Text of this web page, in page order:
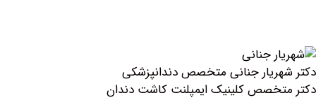
جنانی متخصص دندانپزشکی
کلینیک ايمپلنت كاشت دندان